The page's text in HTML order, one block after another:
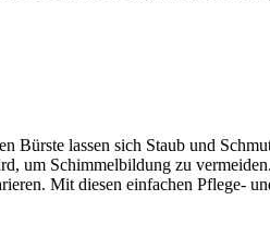
lassen sich Staub und
um Schimmelbildung zu
Mit diesen einfachen Pflege-